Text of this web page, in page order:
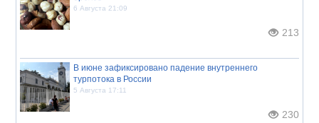
6 Августа 21:09
213
В июне зафиксировано падение внутреннего
турпотока в России
5 Августа 17:11
230